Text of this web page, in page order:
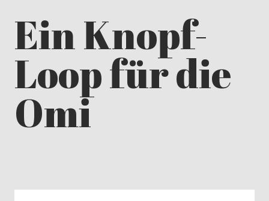
Ein Knopf-
Loop für die
Omi